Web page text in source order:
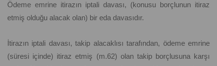
Ödeme emrine itirazın iptali davası, (konusu borçlunun itiraz
etmiş olduğu alacak olan) bir eda davasıdır.
İtirazın iptali davası, takip alacaklısı tarafından, ödeme emrine
(süresi içinde) itiraz etmiş (m.62) olan takip borçlusuna karşı